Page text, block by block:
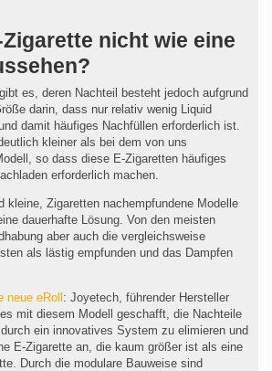
nicht wie eine
es, deren Nachteil besteht jedoch aufgrund
darin, dass nur relativ wenig Liquid
damit häufiges Nachfüllen erforderlich ist.
kleiner als bei dem von uns
so dass diese E-Zigaretten häufiges
erforderlich machen.
kleine, Zigaretten nachempfundene Modelle
dauerhafte Lösung. Von den meisten
aber auch die vergleichsweise
als lästig empfunden und das Dampfen
neue eRoll: Joyetech, führender Hersteller
mit diesem Modell geschafft, die Nachteile
ein innovatives System zu elimieren und
E-Zigarette an, die kaum größer ist als eine
Durch die modulare Bauweise sind